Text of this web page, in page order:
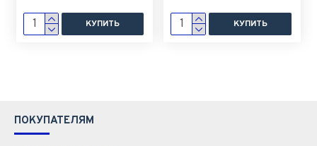
КУПИТЬ КУПИТЬ
ПОКУПАТЕЛЯМ